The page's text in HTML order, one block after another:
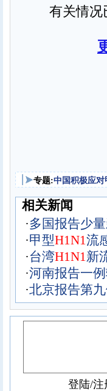
有关情况已
专题:中国积极应对
相关新闻
·多国报告少
·甲型H1N1流
·台湾H1N1新
·河南报告一
·北京报告第
登陆/注